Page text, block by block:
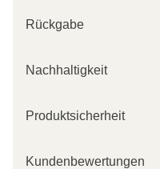
Rückgabe
Nachhaltigkeit
Produktsicherheit
Kundenbewertungen